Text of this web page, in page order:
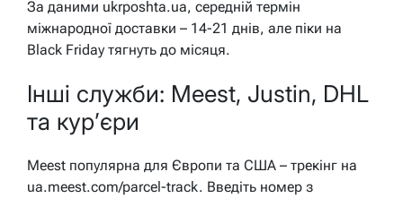
За даними ukrposhta.ua, середній термін
міжнародної доставки – 14-21 днів, але піки на
Black Friday тягнуть до місяця.
Інші служби: Meest, Justin, DHL
та кур’єри
Meest популярна для Європи та США – трекінг на
ua.meest.com/parcel-track. Введіть номер з